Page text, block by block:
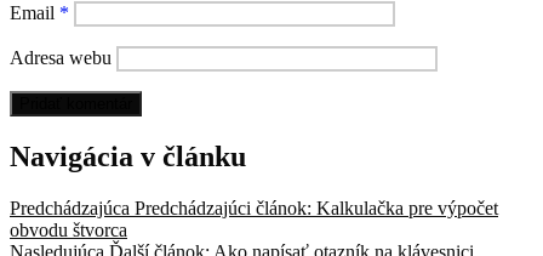
Email *
Adresa webu
Navigácia v článku
Predchádzajúca Predchádzajúci článok: Kalkulačka pre výpočet
obvodu štvorca
Nasledujúca Ďalší článok: Ako napísať otazník na klávesnici